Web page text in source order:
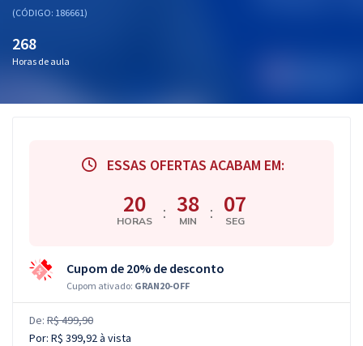
(CÓDIGO: 186661)
268
Horas de aula
ESSAS OFERTAS ACABAM EM:
20
HORAS : 38
MIN : 06
SEG
Cupom de 20% de desconto
Cupom ativado: GRAN20-OFF
De: R$ 499,90
Por: R$ 399,92à vista